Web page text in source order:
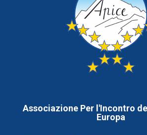
Associazione Per l'Incontro
Europa